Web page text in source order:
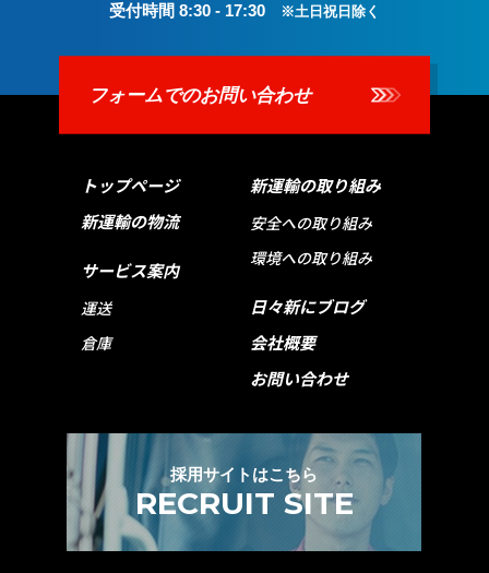
受付時間 8:30 - 17:30 ※土日祝日除く
フォームでのお問い合わせ
トップページ
新運輸の物流
サービス案内
運送
倉庫
新運輸の取り組み
安全への取り組み
環境への取り組み
日々新にブログ
会社概要
お問い合わせ
採用サイトはこちら
RECRUIT SITE